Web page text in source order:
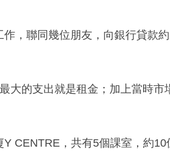
，聯同幾位朋友，向銀行貸款
大的支出就是租金；加上當時
CENTRE，共有5個課室，約10